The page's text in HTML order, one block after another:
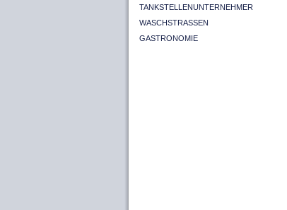
TANKSTELLENUNTERNEHMER
WASCHSTRASSEN
GASTRONOMIE